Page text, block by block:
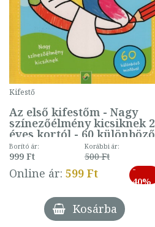
Kifestő
Az első kifestőm - Nagy
színezőélmény kicsiknek 2
éves kortól - 60 különböző
mintával (gombás)
Borító ár:
999 Ft
Korábbi ár:
500 Ft
Online ár: 599 Ft
-
40%
Kosárba